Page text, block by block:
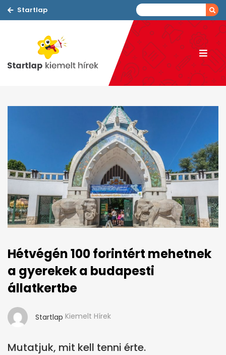
Startlap
Hétvégén 100 forintért mehetnek
a gyerekek a budapesti
állatkertbe
Startlap Kiemelt Hírek
Mutatjuk, mit kell tenni érte.